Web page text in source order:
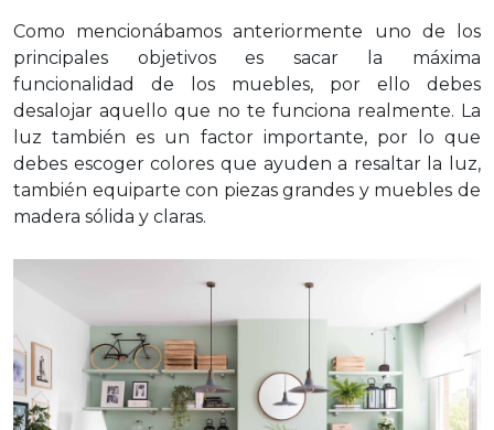
Como mencionábamos anteriormente uno de los
principales objetivos es sacar la máxima
funcionalidad de los muebles, por ello debes
desalojar aquello que no te funciona realmente. La
luz también es un factor importante, por lo que
debes escoger colores que ayuden a resaltar la luz,
también equiparte con piezas grandes y muebles de
madera sólida y claras.